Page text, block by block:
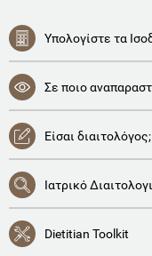
Υπολογίστε τα
Σε ποιο
Είσαι
Ιατρικό
Dietitian Toolkit